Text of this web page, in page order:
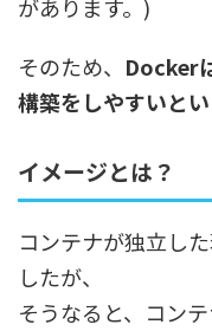
があります。)
そのため、 Docker
構築をしやすいと
イメージとは？
コンテナが独立し
したが、
そうなると、コン